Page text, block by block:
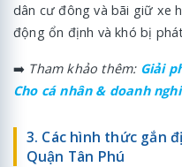
dân cư đông và bãi giữ xe
động ổn định và khó bị
➡️ Tham khảo thêm: Giải
Cho cá nhân & doanh
3. Các hình thức gắn
Quận Tân Phú